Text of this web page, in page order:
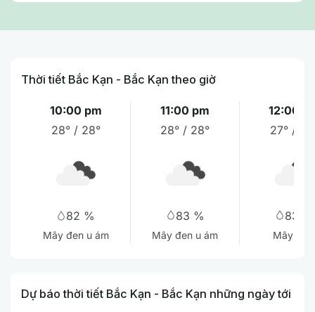
Thời tiết Bắc Kạn - Bắc Kạn theo giờ
10:00 pm
28° / 28°
82 %
Mây đen u ám
11:00 pm
28° / 28°
83 %
Mây đen u ám
12:00
27° /
83 %
Mây cụm
Dự báo thời tiết Bắc Kạn - Bắc Kạn những ngày tới